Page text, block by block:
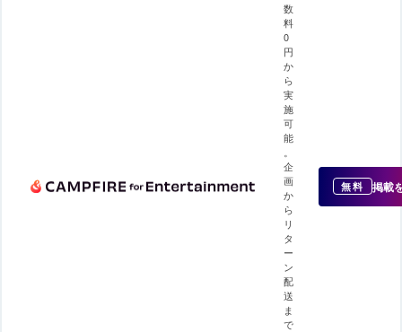
数
料
0
円
か
ら
実
施
可
能
企
画
か
ら
リ
タ
ー
ン
配
送
ま
で
無料 掲載